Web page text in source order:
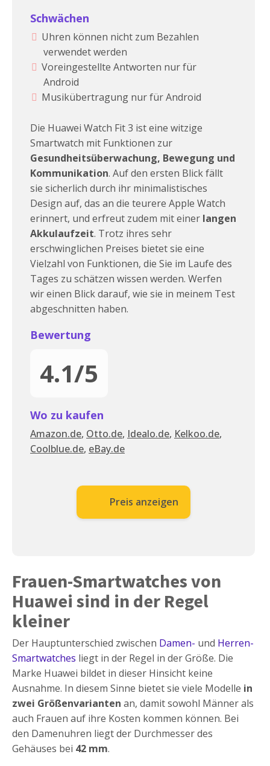
Schwächen
Uhren können nicht zum Bezahlen
verwendet werden
Voreingestellte Antworten nur für
Android
Musikübertragung nur für Android
Die Huawei Watch Fit 3 ist eine witzige
Smartwatch mit Funktionen zur
Gesundheitsüberwachung, Bewegung und
Kommunikation. Auf den ersten Blick fällt
sie sicherlich durch ihr minimalistisches
Design auf, das an die teurere Apple Watch
erinnert, und erfreut zudem mit einer langen
Akkulaufzeit. Trotz ihres sehr
erschwinglichen Preises bietet sie eine
Vielzahl von Funktionen, die Sie im Laufe des
Tages zu schätzen wissen werden. Werfen
wir einen Blick darauf, wie sie in meinem Test
abgeschnitten haben.
Bewertung
4.1/5
Wo zu kaufen
Amazon.de, Otto.de, Idealo.de, Kelkoo.de,
Coolblue.de, eBay.de
Preis anzeigen
Frauen-Smartwatches von
Huawei sind in der Regel
kleiner
Der Hauptunterschied zwischen Damen- und Herren-
Smartwatches liegt in der Regel in der Größe. Die
Marke Huawei bildet in dieser Hinsicht keine
Ausnahme. In diesem Sinne bietet sie viele Modelle in
zwei Größenvarianten an, damit sowohl Männer als
auch Frauen auf ihre Kosten kommen können. Bei
den Damenuhren liegt der Durchmesser des
Gehäuses bei 42 mm.